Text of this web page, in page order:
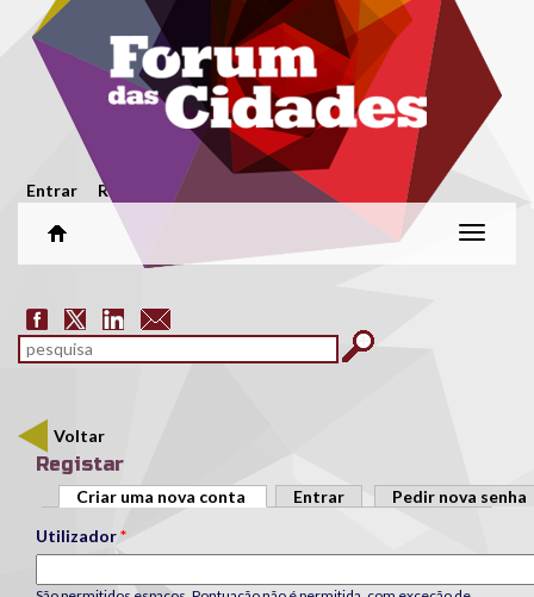
Passar para o conteúdo principal
Menu secundário
Entrar Registar
Alterar
Formulário de pesquisa
pesquisar
Voltar
Registar
Separadores primários
Criar uma nova conta (separador ativo)
Entrar
Pedir nova senha
Utilizador*